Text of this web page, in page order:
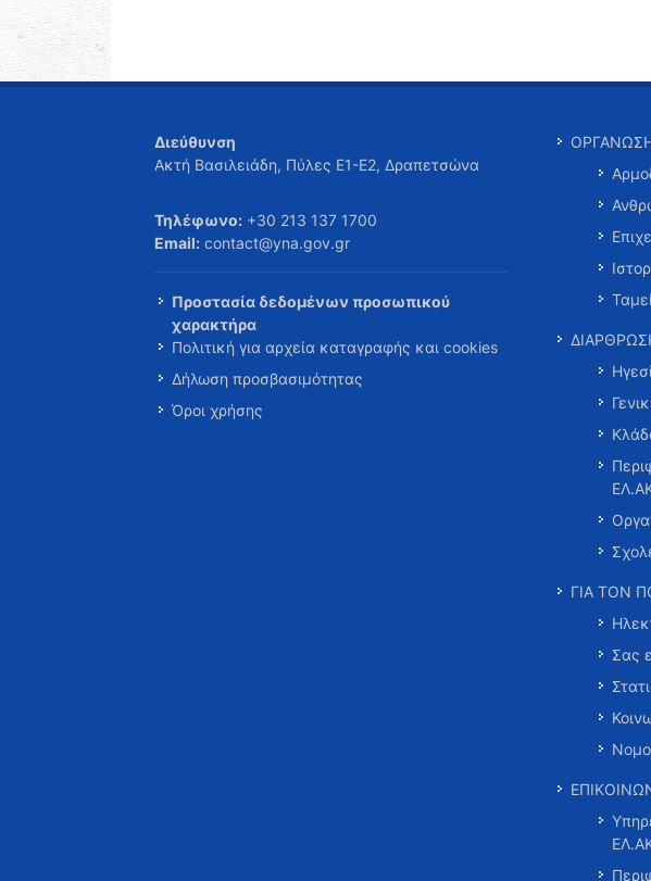
Διεύθυνση
Ακτή Βασιλειάδη, Πύλες Ε1-Ε2, Δραπετσώνα
Τηλέφωνο: +30 213 137 1700
Email: contact@yna.gov.gr
Προστασία δεδομένων προσωπικού
χαρακτήρα
Πολιτική για αρχεία καταγραφής και cookies
Δήλωση προσβασιμότητας
Όροι χρήσης
ΓΙΑ ΤΟΝ
Σας